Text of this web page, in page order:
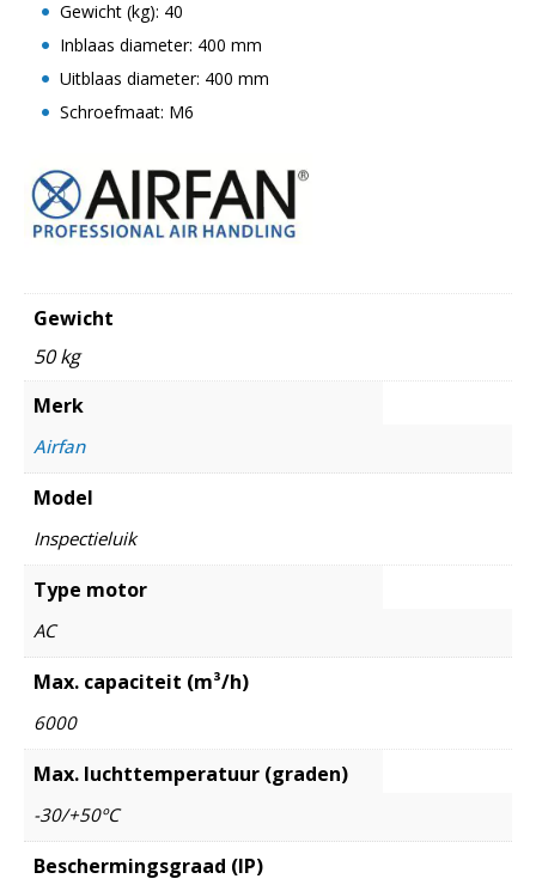
Gewicht (kg): 40
Inblaas diameter: 400 mm
Uitblaas diameter: 400 mm
Schroefmaat: M6
Gewicht
50 kg
Merk
Airfan
Model
Inspectieluik
Type motor
AC
Max. capaciteit (m³/h)
6000
Max. luchttemperatuur (graden)
-30/+50ºC
Beschermingsgraad (IP)